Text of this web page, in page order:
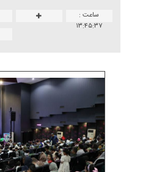
ساعت :
۱۳:۴۵:۳۷